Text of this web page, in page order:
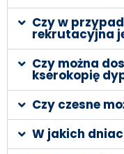
Czy w
rekrutacyjna
Czy można
kserokopię
Czy czesne
W jakich